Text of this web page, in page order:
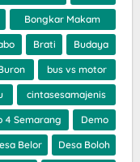
Bongkar Makam
Brati Budaya
bus vs motor
cintasesamajenis
4 Semarang Demo
Belor Desa Boloh